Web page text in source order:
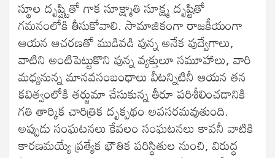
స్థూల దృష్ష్టితో గాక సూక్ష్మాతి సూక్ష్మ దృష్టితో
గమనంలోకి తీసుకోవాలి. సామాజికంగా రాజకీయంగా
ఆయన ఆచరణతో ముడివడి వున్న అనేక వుద్వేగాలు,
వాటిని అంటిపెట్టుకొని వున్న వ్యక్తులూ సమూహాలు, వారి
మధ్యనున్న మానవసంబంధాలు వీటన్నిటినీ ఆయన తన
కవిత్వంలోకి తర్జుమా చేసుకున్న తీరూ పరిశీలించడానికి
గతి తార్కిక చారిత్రిక దృక్పథం అవసరమవుతుంది.
అప్పుడు సంఘటనలు కేవలం సంఘటనలు కావనీ వాటికి
కారణమయ్యే ప్రత్యేక భౌతిక పరిస్థితుల నుంచి, విరుద్ధ